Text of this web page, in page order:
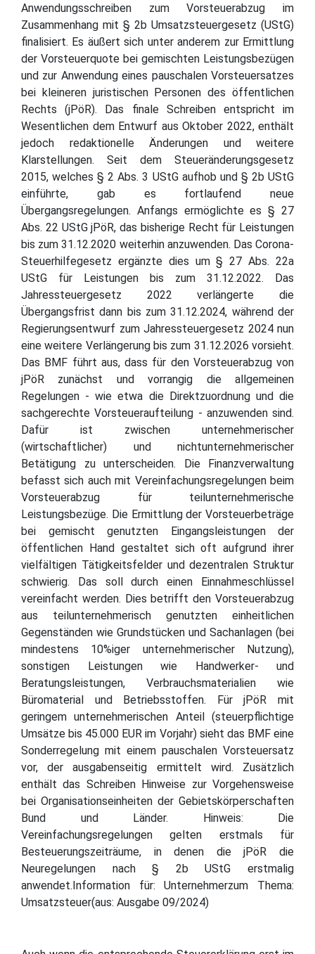
Anwendungsschreiben zum Vorsteuerabzug im
Zusammenhang mit § 2b Umsatzsteuergesetz (UStG)
finalisiert. Es äußert sich unter anderem zur Ermittlung
der Vorsteuerquote bei gemischten Leistungsbezügen
und zur Anwendung eines pauschalen Vorsteuersatzes
bei kleineren juristischen Personen des öffentlichen
Rechts (jPöR). Das finale Schreiben entspricht im
Wesentlichen dem Entwurf aus Oktober 2022, enthält
jedoch redaktionelle Änderungen und weitere
Klarstellungen. Seit dem Steueränderungsgesetz
2015, welches § 2 Abs. 3 UStG aufhob und § 2b UStG
einführte, gab es fortlaufend neue
Übergangsregelungen. Anfangs ermöglichte es § 27
Abs. 22 UStG jPöR, das bisherige Recht für Leistungen
bis zum 31.12.2020 weiterhin anzuwenden. Das Corona-
Steuerhilfegesetz ergänzte dies um § 27 Abs. 22a
UStG für Leistungen bis zum 31.12.2022. Das
Jahressteuergesetz 2022 verlängerte die
Übergangsfrist dann bis zum 31.12.2024, während der
Regierungsentwurf zum Jahressteuergesetz 2024 nun
eine weitere Verlängerung bis zum 31.12.2026 vorsieht.
Das BMF führt aus, dass für den Vorsteuerabzug von
jPöR zunächst und vorrangig die allgemeinen
Regelungen - wie etwa die Direktzuordnung und die
sachgerechte Vorsteueraufteilung - anzuwenden sind.
Dafür ist zwischen unternehmerischer
(wirtschaftlicher) und nichtunternehmerischer
Betätigung zu unterscheiden. Die Finanzverwaltung
befasst sich auch mit Vereinfachungsregelungen beim
Vorsteuerabzug für teilunternehmerische
Leistungsbezüge. Die Ermittlung der Vorsteuerbeträge
bei gemischt genutzten Eingangsleistungen der
öffentlichen Hand gestaltet sich oft aufgrund ihrer
vielfältigen Tätigkeitsfelder und dezentralen Struktur
schwierig. Das soll durch einen Einnahmeschlüssel
vereinfacht werden. Dies betrifft den Vorsteuerabzug
aus teilunternehmerisch genutzten einheitlichen
Gegenständen wie Grundstücken und Sachanlagen (bei
mindestens 10%iger unternehmerischer Nutzung),
sonstigen Leistungen wie Handwerker- und
Beratungsleistungen, Verbrauchsmaterialien wie
Büromaterial und Betriebsstoffen. Für jPöR mit
geringem unternehmerischen Anteil (steuerpflichtige
Umsätze bis 45.000 EUR im Vorjahr) sieht das BMF eine
Sonderregelung mit einem pauschalen Vorsteuersatz
vor, der ausgabenseitig ermittelt wird. Zusätzlich
enthält das Schreiben Hinweise zur Vorgehensweise
bei Organisationseinheiten der Gebietskörperschaften
Bund und Länder. Hinweis: Die
Vereinfachungsregelungen gelten erstmals für
Besteuerungszeiträume, in denen die jPöR die
Neuregelungen nach § 2b UStG erstmalig
anwendet.Information für: Unternehmerzum Thema:
Umsatzsteuer(aus: Ausgabe 09/2024)